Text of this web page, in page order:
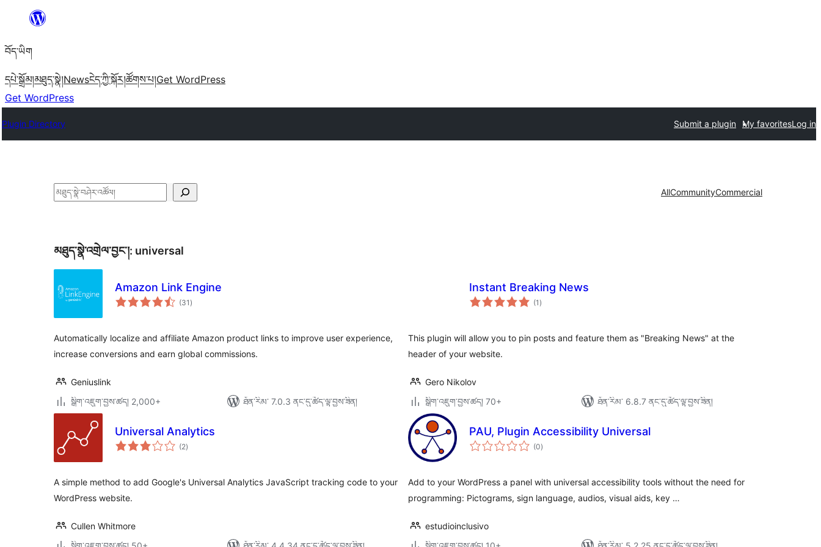
content
བོད་ཡིག
དཔེ་སྒྲོམ།མཐུད་སྣེ།Newsངེད་ཀྱི་སྐོར།ཚོགས་པ།Get WordPress
Get WordPress
Plugin Directory Submit a plugin My favoritesLog in
བཤེར་
AllCommunityCommercial
མཐུད་སྣེ་འགྲེལ་བྱང་།: universal
Amazon Link Engine
(31 གདེང་
འཇོག་
)
Automatically localize and affiliate Amazon product links to improve user experience,
increase conversions and earn global commissions.
Geniuslink
སྒྲིག་འཇུག་བྱས་ཚད། 2,000+
ཐོན་རིམ་ 7.0.3 ནང་དུ་ཚོད་ལྟ་བྱས་ཟིན།
Instant Breaking News
(1 གདེང་
འཇོག་
)
This plugin will allow you to pin posts and feature them as "Breaking News" at the
header of your website.
Gero Nikolov
སྒྲིག་འཇུག་བྱས་ཚད། 70+
ཐོན་རིམ་ 6.8.7 ནང་དུ་ཚོད་ལྟ་བྱས་ཟིན།
Universal Analytics
(2གདེང་
འཇོག་
)
A simple method to add Google's Universal Analytics JavaScript tracking code to your
WordPress website.
Cullen Whitmore
PAU, Plugin Accessibility Universal
(0གདེང་
འཇོག་
)
Add to your WordPress a panel with universal accessibility tools without the need for
programming: Pictograms, sign language, audios, visual aids, key …
estudioinclusivo